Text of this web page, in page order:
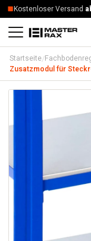
Zum Inhalt springen
Mengenrabattebis zu
Startseite/
Zusatzmodul für